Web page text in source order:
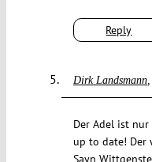
Reply
Dirk Landsmann
Der Adel ist
up to date! Der
Sayn